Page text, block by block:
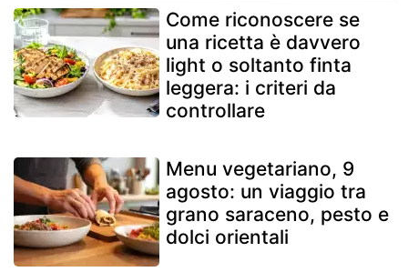
Come riconoscere se
una ricetta è davvero
light o soltanto finta
leggera: i criteri da
controllare
Menu vegetariano, 9
agosto: un viaggio tra
grano saraceno, pesto e
dolci orientali